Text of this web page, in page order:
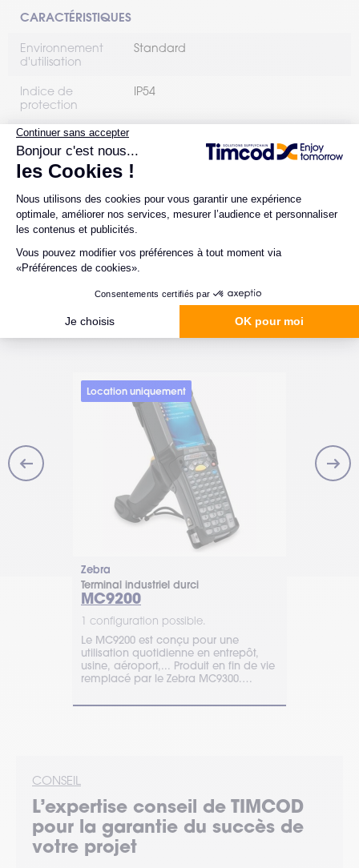
CARACTÉRISTIQUES
Environnement
d'utilisation
Standard
Indice de
protection
IP54
Résistance aux
chutes (mètres)
Communication
Type d'OS Windows
Location uniquement
Zebra
Terminal industriel durci
MC9200
1 configuration possible.
Le MC9200 est conçu pour une
utilisation quotidienne en entrepôt,
usine, aéroport,... Produit en fin de vie
remplacé par le Zebra MC9300.
CONSEIL
L’expertise conseil de TIMCOD
pour la garantie du succès de
votre projet